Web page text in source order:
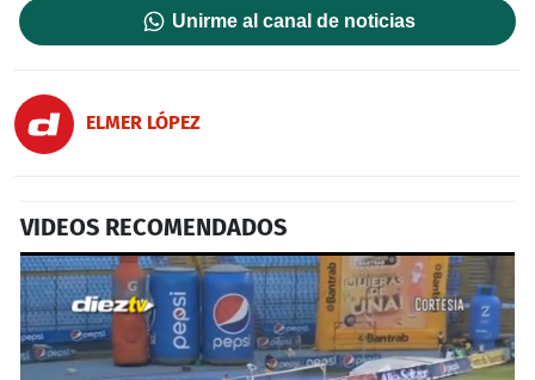
Unirme al canal de noticias
ELMER LÓPEZ
VIDEOS RECOMENDADOS